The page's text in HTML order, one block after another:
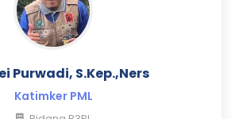
Purwadi, S.Kep.,Ners
Katimker PML